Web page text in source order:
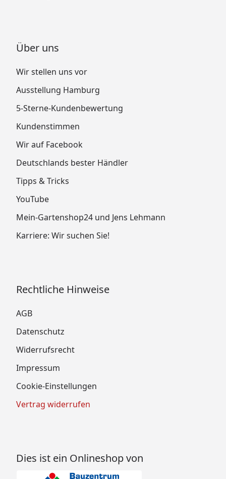
Über uns
Wir stellen uns vor
Ausstellung Hamburg
5-Sterne-Kundenbewertung
Kundenstimmen
Wir auf Facebook
Deutschlands bester Händler
Tipps & Tricks
YouTube
Mein-Gartenshop24 und Jens Lehmann
Karriere: Wir suchen Sie!
Rechtliche Hinweise
AGB
Datenschutz
Widerrufsrecht
Impressum
Cookie-Einstellungen
Vertrag widerrufen
Dies ist ein Onlineshop von